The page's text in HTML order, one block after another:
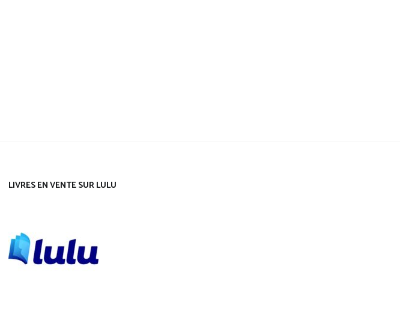
LIVRES EN VENTE SUR LULU